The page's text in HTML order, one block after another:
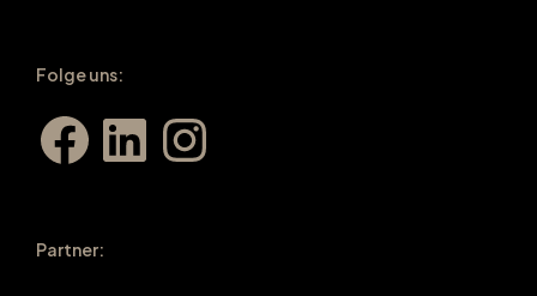
Folge uns:
FacebookLinkedIn Instagram
Partner: